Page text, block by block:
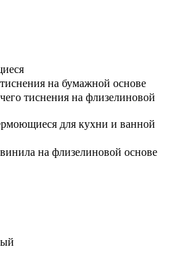
на бумажной основе
тиснения на флизелиновой
для кухни и ванной
на флизелиновой основе